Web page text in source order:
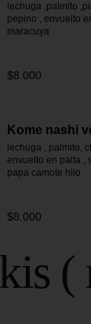
lechuga ,palmito
pepino , envuelto
maracuya
$8.000
Kome nashi
lechuga , palmito,
envuelto en palta ,
papa camote hilo
$8.000
(